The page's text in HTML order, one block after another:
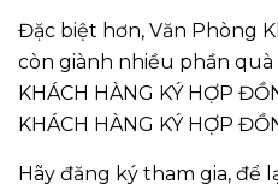
Đặc biệt hơn, Văn Phòng
còn giành nhiều phần quà
KHÁCH HÀNG KÝ HỢP
KHÁCH HÀNG KÝ HỢP
Hãy đăng ký tham gia, để